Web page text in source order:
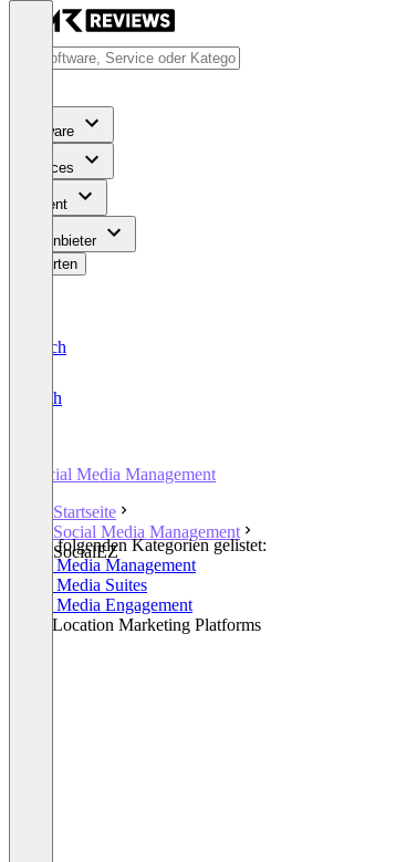
Software
Services
Content
Für Anbieter
Bewerten
Deutsch
English
Social Media Management
Startseite
Social Media Management
SocialEZ
In den folgenden Kategorien gelistet:
Social Media Management
Social Media Suites
Social Media Engagement
Multi-Location Marketing Platforms